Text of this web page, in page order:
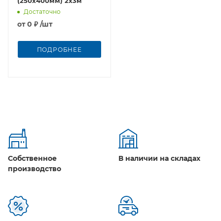
Достаточно
от0 ₽ /шт
ПОДРОБНЕЕ
Собственное
производство
В наличии на складах